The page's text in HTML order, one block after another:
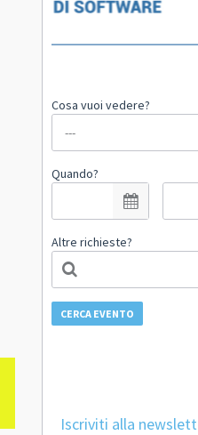
Cosa vuoi vedere?
Quando?
Altre richieste?
CERCA EVENTO
Iscriviti alla